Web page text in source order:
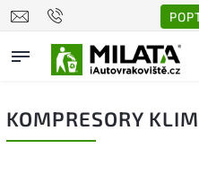
KOMPRESORY